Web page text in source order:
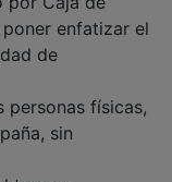
enfatizar el
de
físicas,
sin
tema y